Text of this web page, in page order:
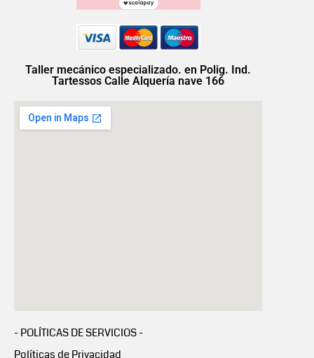
Taller mecánico especializado. en Polig. Ind.
Tartessos Calle Alquería nave 166
- POLÍTICAS DE SERVICIOS -
Políticas de Privacidad